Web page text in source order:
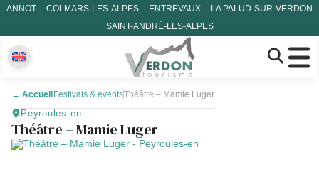
ANNOT COLMARS-LES-ALPES ENTREVAUX
LA PALUD-SUR-VERDON
SAINT-ANDRÉ-LES-ALPES
← Accueil Festivals & eventsThéâtre – Mamie Luger
Peyroules-en
Théâtre – Mamie Luger